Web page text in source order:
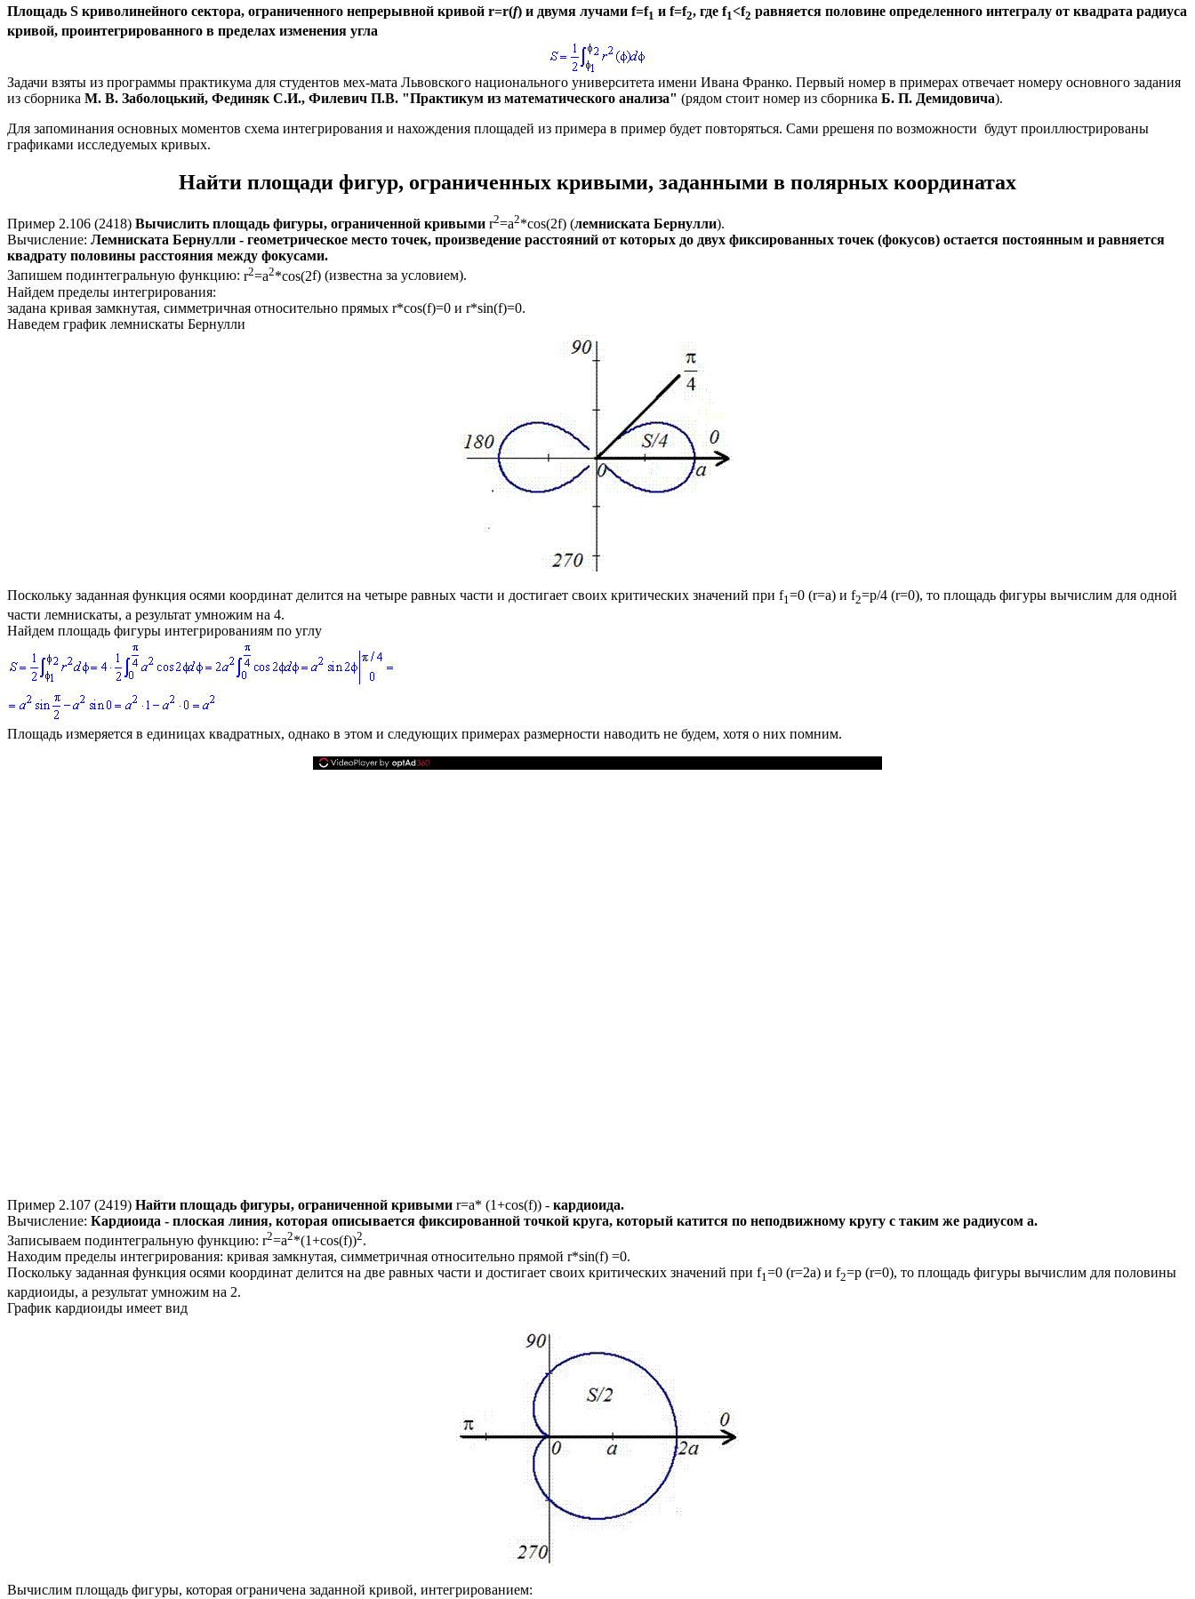
Площадь S криволинейного сектора, ограниченного непрерывной кривой r=r(f) и двумя лучами f=f1 и f=f2, где f1<f2 равняется половине определенного интегралу от квадрата радиуса
кривой, проинтегрированного в пределах изменения угла
Задачи взяты из программы практикума для студентов мех-мата Львовского национального университета имени Ивана Франко. Первый номер в примерах отвечает номеру основного задания
из сборника М. В. Заболоцький, Фединяк С.И., Филевич П.В. "Практикум из математического анализа" (рядом стоит номер из сборника Б. П. Демидовича).
Для запоминания основных моментов схема интегрирования и нахождения площадей из примера в пример будет повторяться. Сами ррешеня по возможности будут проиллюстрированы
графиками исследуемых кривых.
Найти площади фигур, ограниченных кривыми, заданными в полярных координатах
Пример 2.106 (2418) Вычислить площадь фигуры, ограниченной кривыми r2=a2*cos(2f) (лемниската Бернулли).
Вычисление: Лемниската Бернулли - геометрическое место точек, произведение расстояний от которых до двух фиксированных точек (фокусов) остается постоянным и равняется
квадрату половины расстояния между фокусами.
Запишем подинтегральную функцию: r2=a2*cos(2f) (известна за условием).
Найдем пределы интегрирования:
задана кривая замкнутая, симметричная относительно прямых r*cos(f)=0 и r*sin(f)=0.
Наведем график лемнискаты Бернулли
Поскольку заданная функция осями координат делится на четыре равных части и достигает своих критических значений при f1 =0 (r=a) и f2=p/4 (r=0), то площадь фигуры вычислим для одной
части лемнискаты, а результат умножим на 4.
Найдем площадь фигуры интегрированиям по углу
Площадь измеряется в единицах квадратных, однако в этом и следующих примерах размерности наводить не будем, хотя о них помним.
Пример 2.107 (2419) Найти площадь фигуры, ограниченной кривыми r=a* (1+cos(f)) - кардиоида.
Вычисление: Кардиоида - плоская линия, которая описывается фиксированной точкой круга, который катится по неподвижному кругу с таким же радиусом a.
Записываем подинтегральную функцию: r2=a2*(1+cos(f))2.
Находим пределы интегрирования: кривая замкнутая, симметричная относительно прямой r*sin(f) =0.
Поскольку заданная функция осями координат делится на две равных части и достигает своих критических значений при f1=0 (r=2a) и f2=p (r=0), то площадь фигуры вычислим для половины
кардиоиды, а результат умножим на 2.
График кардиоиды имеет вид
Вычислим площадь фигуры, которая ограничена заданной кривой, интегрированием: